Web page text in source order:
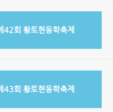
42회 황토현동학축제
43회 황토현동학축제